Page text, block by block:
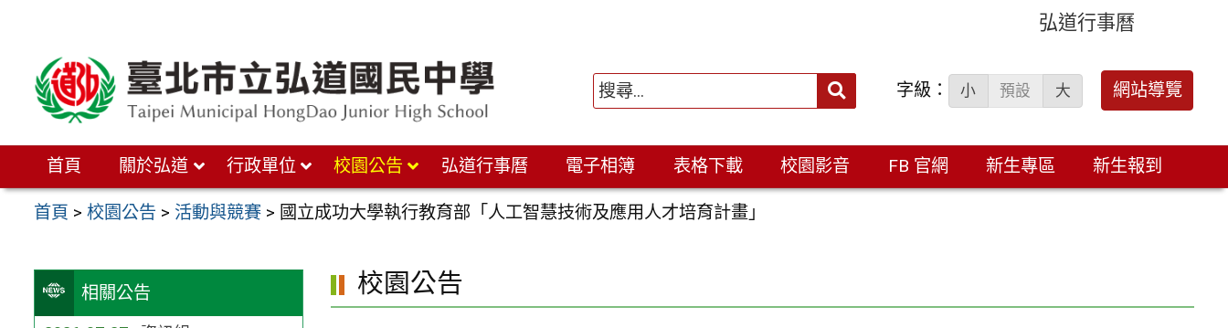
弘道行事曆
搜
字級： 小 預設 大 網站導覽
首頁 關於弘道 行政單位 校園公告 弘道行事曆 電子相簿 表格下載 校園影音 FB 官網 新生專區 新生報到
首頁 >校園公告 > 活動與競賽 > 國立成功大學執行教育部「人工智慧技術及應用人才培育計畫」
相關公告 校園公告